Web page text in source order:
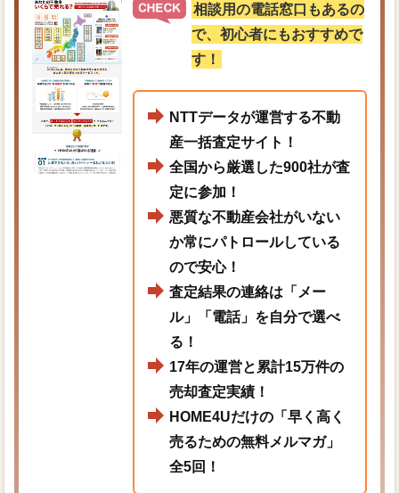
相談用の電話窓口もあるの
で、初心者にもおすすめで
す！
NTTデータが運営する不動
産一括査定サイト！
全国から厳選した900社が査
定に参加！
悪質な不動産会社がいない
か常にパトロールしている
ので安心！
査定結果の連絡は「メー
ル」「電話」を自分で選べ
る！
17年の運営と累計15万件の
売却査定実績！
HOME4Uだけの「早く高く
売るための無料メルマガ」
全5回！